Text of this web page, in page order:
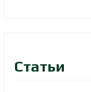
Статьи